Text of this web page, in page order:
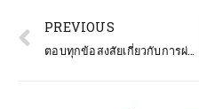
PREVIOUS